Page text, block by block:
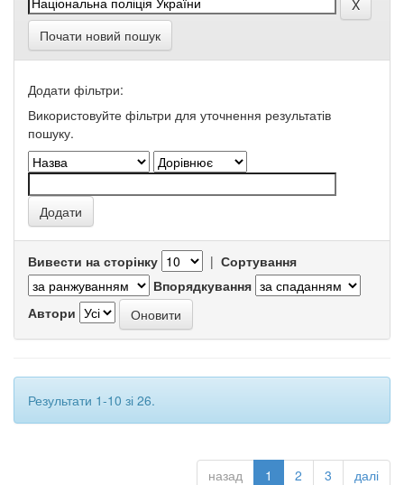
Почати новий пошук
Додати фільтри:
Використовуйте фільтри для уточнення результатів
пошуку.
Вивести на сторінку | Сортування
Впорядкування
Автори
Результати 1-10 зі 26.
назад 1 2 3 далі